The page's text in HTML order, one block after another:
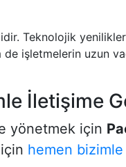
Teknolojik
de işletmelerin uzun
İletişime
yönetmek için
hemen